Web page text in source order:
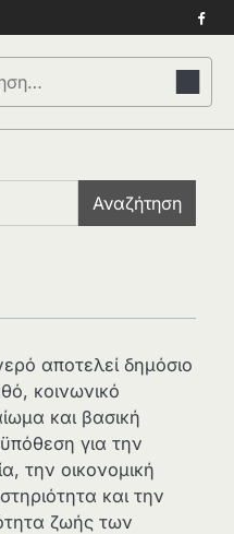
Αναζήτηση
αποτελεί δημόσιο
κοινωνικό
και βασική
για την
την οικονομική
και την
ζωής των